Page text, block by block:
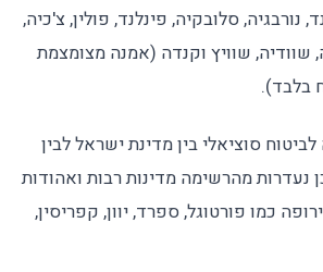
נורבגיה, סלובקיה, פינלנד, פולין, צ'כיה,
שוודיה, שוויץ וקנדה (אמנה מצומצמת
בלבד).
סוציאלי בין מדינת ישראל לבין
נעדרות מהרשימה מדינות רבות ואהודות
כמו פורטוגל, ספרד, יוון, קפריסין,